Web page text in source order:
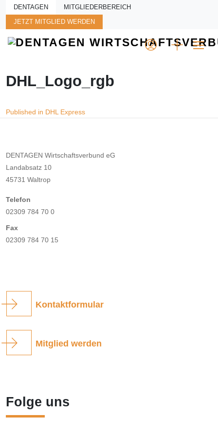
Skip to main content
DENTAGEN MITGLIEDERBEREICH
JETZT MITGLIED WERDEN
DHL_Logo_rgb
Beitragsnavigation
Published in DHL Express
DENTAGEN Wirtschaftsverbund eG
Landabsatz 10
45731 Waltrop
Telefon
02309 784 70 0
Fax
02309 784 70 15
Kontaktformular
Mitglied werden
Folge uns